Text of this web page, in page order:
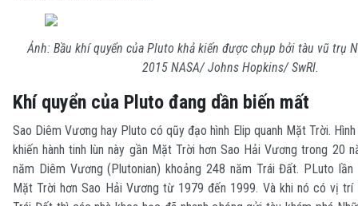
Ảnh: Bầu khí quyển của Pluto khả kiến được chụp bởi tàu vũ trụ
2015 NASA/ Johns Hopkins/ SwRI.
Khí quyển của Pluto đang dần biến mất
Sao Diêm Vương hay Pluto có qũy đạo hình Elip quanh Mặt Trời.
khiến hành tinh lùn này gần Mặt Trời hơn Sao Hải Vương trong 20
năm Diêm Vương (Plutonian) khoảng 248 năm Trái Đất. PLuto
Mặt Trời hơn Sao Hải Vương từ 1979 đến 1999. Và khi nó có vị